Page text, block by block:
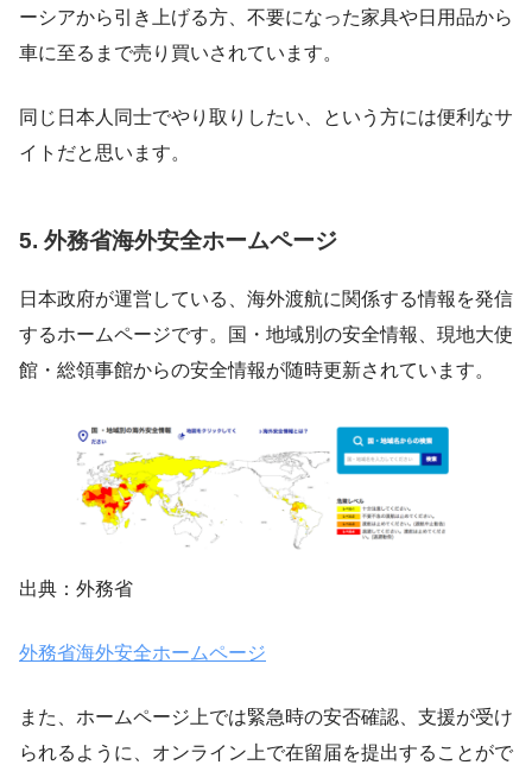
ーシアから引き上げる方、不要になった家具や日用品から
車に至るまで売り買いされています。
同じ日本人同士でやり取りしたい、という方には便利なサ
イトだと思います。
5. 外務省海外安全ホームページ
日本政府が運営している、海外渡航に関係する情報を発信
するホームページです。国・地域別の安全情報、現地大使
館・総領事館からの安全情報が随時更新されています。
出典：外務省
外務省海外安全ホームページ
また、ホームページ上では緊急時の安否確認、支援が受け
られるように、オンライン上で在留届を提出することがで